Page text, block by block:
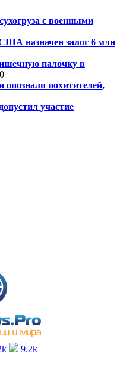
с военными
назначен залог 6 млн
палочку в
0
похитителей,
участие
9.2k